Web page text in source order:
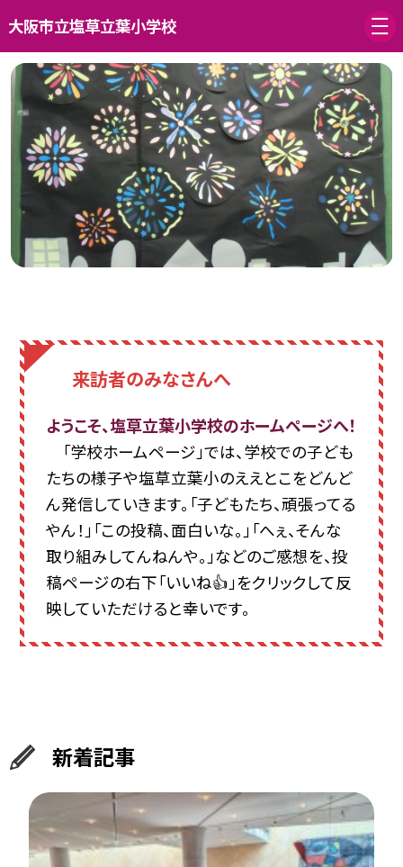
大阪市立塩草立葉小学校
来訪者のみなさんへ
ようこそ、塩草立葉小学校のホームページへ！
「学校ホームページ」では、学校での子ども
たちの様子や塩草立葉小のええとこをどんど
ん発信していきます。「子どもたち、頑張ってる
やん！」「この投稿、面白いな。」「へぇ、そんな
取り組みしてんねんや。」などのご感想を、投
稿ページの右下「いいね👍」をクリックして反
映していただけると幸いです。
新着記事